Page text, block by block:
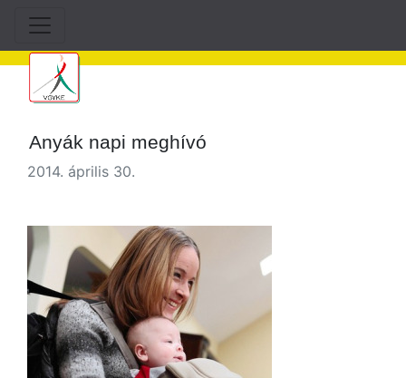
Anyák napi meghívó
2014. április 30.